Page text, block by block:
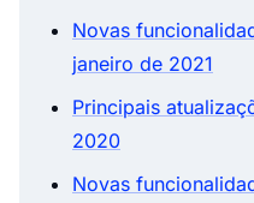
Novas
janeiro de 2021
Principais
2020
Novas